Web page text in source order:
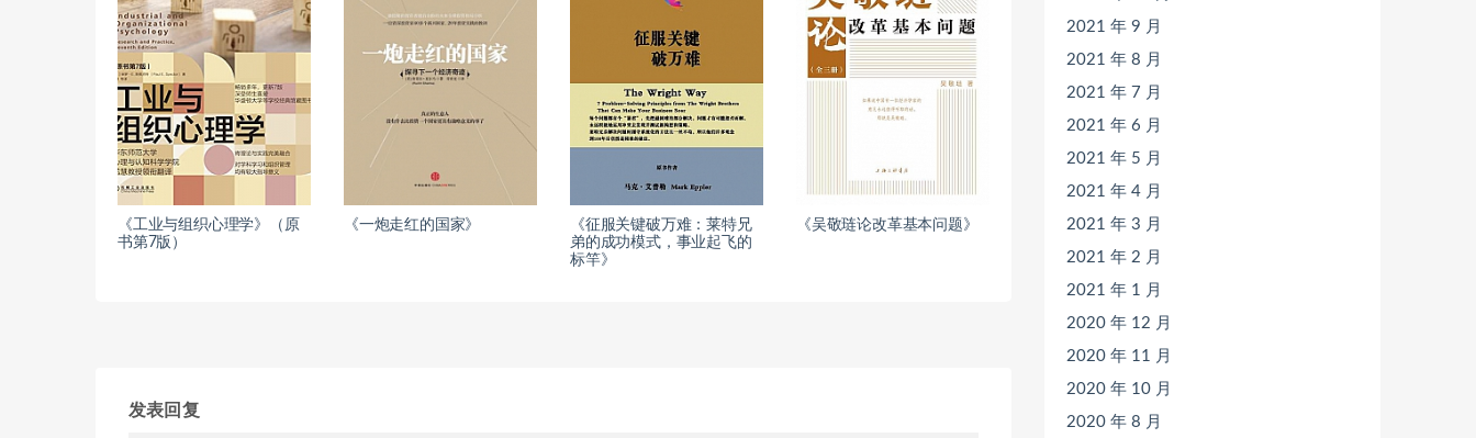
《工业与组织心理学》（原
书第7版）
《一炮走红的国家》
《征服关键破万难：莱特兄
弟的成功模式，事业起飞的
标竿》
《吴敬琏论改革基本问题》
发表回复
2021 年 9 月
2021 年 8 月
2021 年 7 月
2021 年 6 月
2021 年 5 月
2021 年 4 月
2021 年 3 月
2021 年 2 月
2021 年 1 月
2020 年 12 月
2020 年 11 月
2020 年 10 月
2020 年 8 月